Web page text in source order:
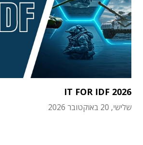
IT FOR IDF 2026
שלישי, 20 באוקטובר 2026